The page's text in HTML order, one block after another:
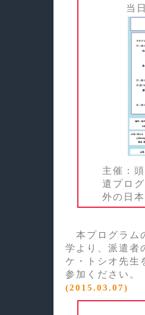
当
主催：
遣プロ
外の日
本プログラム
学より、派遣者
ケ・トシオ先生
参加ください。
(2015.03.07)